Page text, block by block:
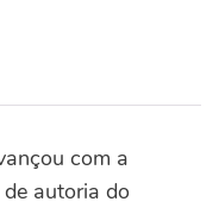
com a
autoria do